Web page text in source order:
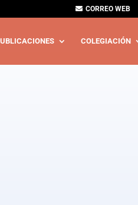
CORREO WEB
COLEGIACIÓN